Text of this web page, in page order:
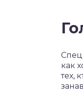
как
тех,